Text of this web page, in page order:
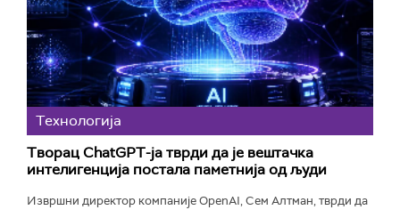
Технологијa
Творац ChatGPT-ја тврди да је вештачка
интелигенција постала паметнија од људи
Извршни директор компаније OpenAI, Сем Алтман, тврди да